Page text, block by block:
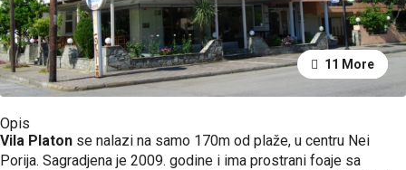
7 More
11 More
Opis
Vila Platon se nalazi na samo 170m od plaže, u centru Nei
Porija. Sagradjena je 2009. godine i ima prostrani foaje sa